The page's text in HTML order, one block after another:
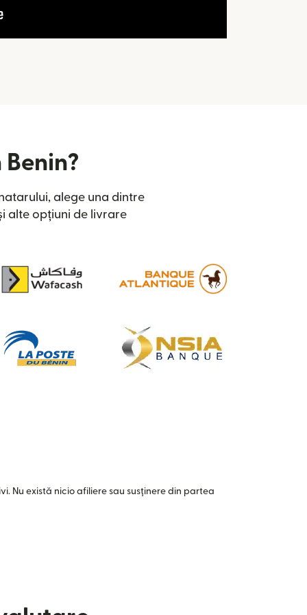
alege una dintre
alte opțiuni de livrare
Nu există nicio afiliere sau susținere din partea